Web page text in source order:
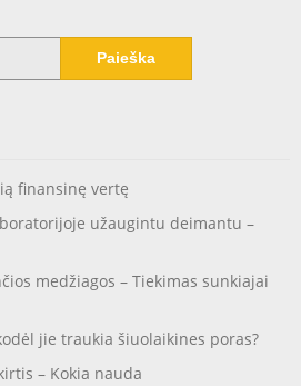
finansinę vertę
užaugintu deimantu –
medžiagos – Tiekimas sunkiajai
jie traukia šiuolaikines poras?
– Kokia nauda